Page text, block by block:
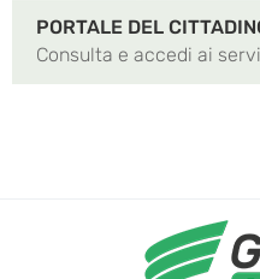
PORTALE DEL
Consulta e accedi ai